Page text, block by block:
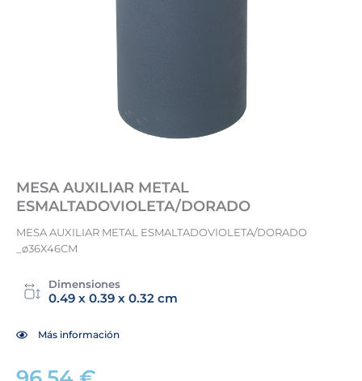
MESA AUXILIAR METAL
ESMALTADOVIOLETA/DORADO
MESA AUXILIAR METAL ESMALTADOVIOLETA/DORADO
_ø36X46CM
Dimensiones
0.49 x 0.39 x 0.32 cm
Más información